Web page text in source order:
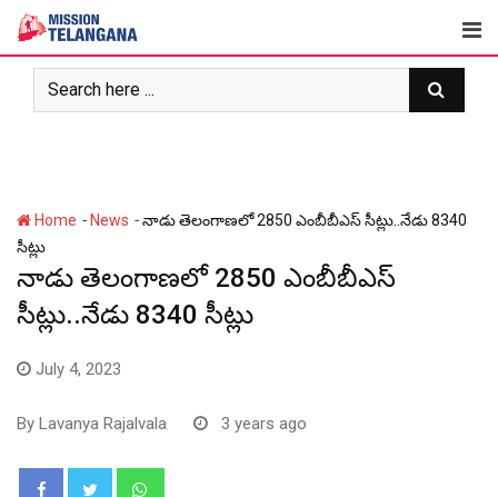
Skip
content
Home - News -నాడు తెలంగాణలో 2850 ఎంబీబీఎస్ సీట్లు..నేడు 8340
సీట్లు
నాడు తెలంగాణలో 2850 ఎంబీబీఎస్
సీట్లు..నేడు 8340 సీట్లు
July 4, 2023
By Lavanya Rajalvala 3 years ago